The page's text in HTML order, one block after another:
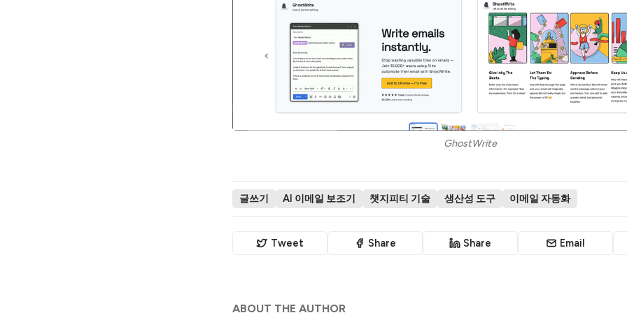
GhostWrite
글쓰기 AI 이메일 보조기 챗지피티 기술 생산성 도구 이메일 자동화
Tweet Share Share Email
ABOUT THE AUTHOR